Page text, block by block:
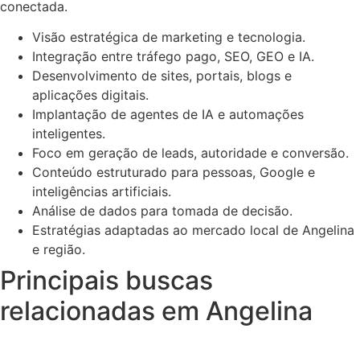
conectada.
Visão estratégica de marketing e tecnologia.
Integração entre tráfego pago, SEO, GEO e IA.
Desenvolvimento de sites, portais, blogs e
aplicações digitais.
Implantação de agentes de IA e automações
inteligentes.
Foco em geração de leads, autoridade e conversão.
Conteúdo estruturado para pessoas, Google e
inteligências artificiais.
Análise de dados para tomada de decisão.
Estratégias adaptadas ao mercado local de Angelina
e região.
Principais buscas
relacionadas em Angelina